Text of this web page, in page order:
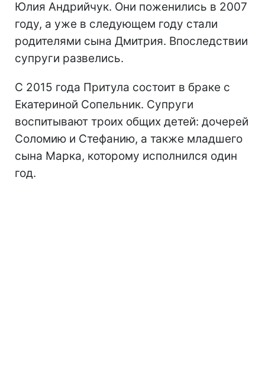
Юлия Андрийчук. Они поженились в 2007
году, а уже в следующем году стали
родителями сына Дмитрия. Впоследствии
супруги развелись.
С 2015 года Притула состоит в браке с
Екатериной Сопельник. Супруги
воспитывают троих общих детей: дочерей
Соломию и Стефанию, а также младшего
сына Марка, которому исполнился один
год.